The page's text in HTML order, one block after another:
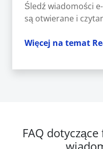
Śledź wiadomości
są otwierane i
Więcej na temat
FAQ